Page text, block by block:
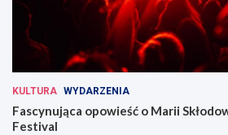
KULTURA WYDARZENIA
Fascynująca opowieść o Marii
Festival